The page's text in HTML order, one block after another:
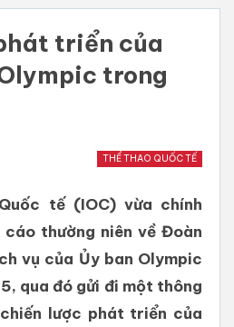
triển của
trong
THỂ THAO QUỐC TẾ
tế (IOC) vừa chính
thường niên về Đoàn
vụ của Ủy ban Olympic
qua đó gửi đi một thông
lược phát triển của